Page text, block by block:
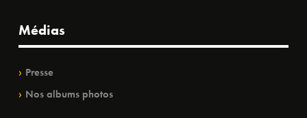
Médias
Presse
Nos albums photos